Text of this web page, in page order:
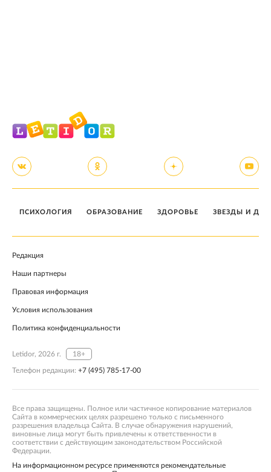
ПСИХОЛОГИЯ ОБРАЗОВАНИЕ ЗДОРОВЬЕ ЗВЕЗДЫ И
Редакция
Наши партнеры
Правовая информация
Условия использования
Политика конфиденциальности
Letidor, 2026 г. 18+
Телефон редакции: +7 (495) 785-17-00
Все права защищены. Полное или частичное копирование материалов
Сайта в коммерческих целях разрешено только с письменного
разрешения владельца Сайта. В случае обнаружения нарушений,
виновные лица могут быть привлечены к ответственности в
соответствии с действующим законодательством Российской
Федерации.
На информационном ресурсе применяются рекомендательные